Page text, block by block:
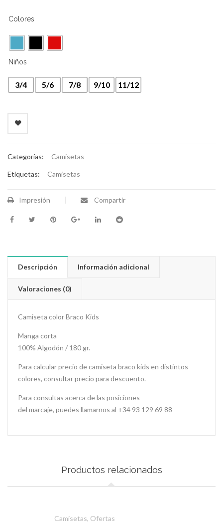
Colores
Niños
3/4 5/6 7/8 9/10 11/12
Categorías: Camisetas
Etiquetas: Camisetas
Impresión Compartir
Descripción Información adicional
Valoraciones (0)
Camiseta color Braco Kids
Manga corta
100% Algodón / 180 gr.
Para calcular precio de camiseta braco kids en distintos
colores, consultar precio para descuento.
Para consultas acerca de las posiciones
del marcaje, puedes llamarnos al +34 93 129 69 88
Productos relacionados
Camisetas, Ofertas